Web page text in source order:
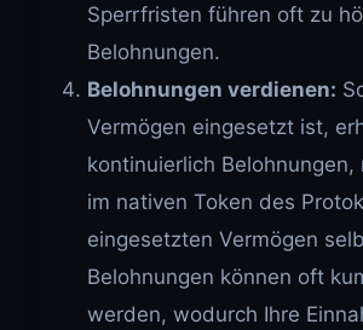
Sperrfristen führen oft zu
Belohnungen.
Belohnungen verdienen:
Vermögen eingesetzt ist,
kontinuierlich Belohnungen,
im nativen Token des
eingesetzten Vermögen
Belohnungen können oft
werden, wodurch Ihre